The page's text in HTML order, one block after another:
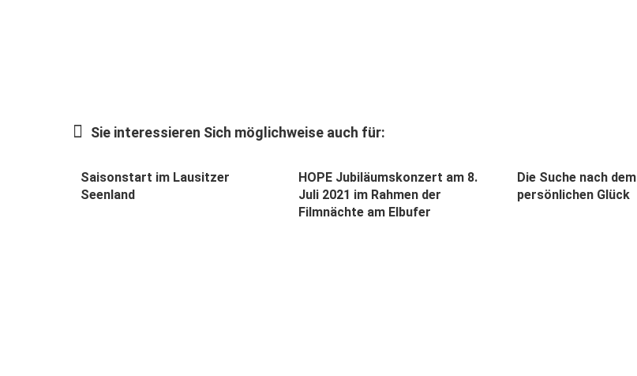
Sie interessieren Sich möglichweise auch für:
Saisonstart im Lausitzer
Seenland
HOPE Jubiläumskonzert am 8.
Juli 2021 im Rahmen der
Filmnächte am Elbufer
Die Suche nach dem
persönlichen Glück